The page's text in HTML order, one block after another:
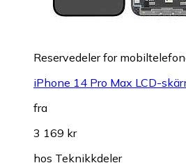
Reservedeler for
iPhone 14 Pro Max LCD-
fra
3 169 kr
hos Teknikkdeler